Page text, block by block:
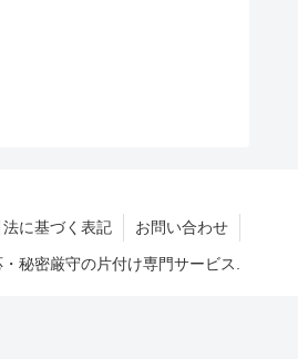
に基づく表記 お問い合わせ
秘密厳守の片付け専門サービス.